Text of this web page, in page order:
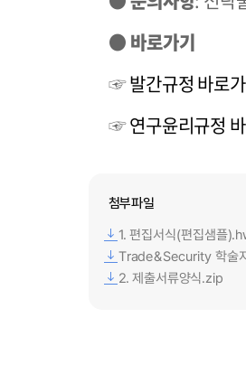
● 바로가기
☞발간규정 바로
☞연구윤리규정
첨부파일
1. 편집서식(편집샘플
Trade&Security 학술
2. 제출서류양식.zip